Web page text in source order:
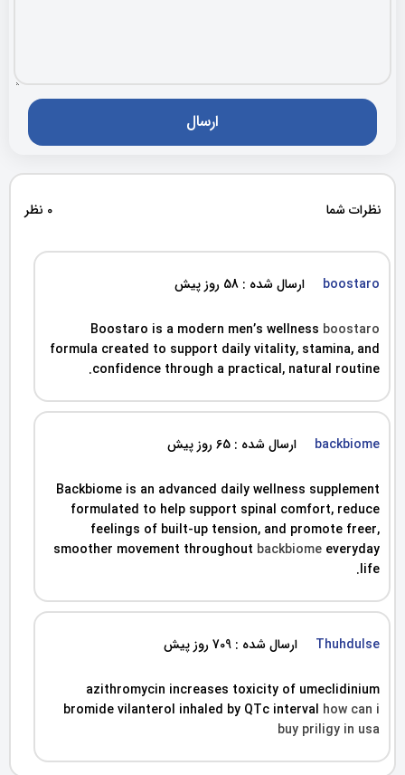
نظرات شما 0 نظر
boostaro ارسال شده : 58 روز پیش
Boostaro is a modern men’s wellness boostaro
formula created to support daily vitality, stamina, and
confidence through a practical, natural routine.
backbiome ارسال شده : 65 روز پیش
Backbiome is an advanced daily wellness supplement
formulated to help support spinal comfort, reduce
feelings of built-up tension, and promote freer,
smoother movement throughout backbiome everyday
life.
Thuhdulse ارسال شده : 709 روز پیش
azithromycin increases toxicity of umeclidinium
bromide vilanterol inhaled by QTc interval how can i
buy priligy in usa